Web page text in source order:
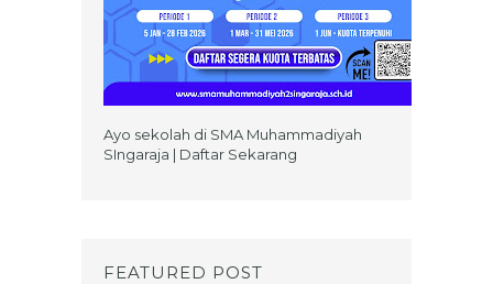
Ayo sekolah di SMA Muhammadiyah
SIngaraja | Daftar Sekarang
FEATURED POST